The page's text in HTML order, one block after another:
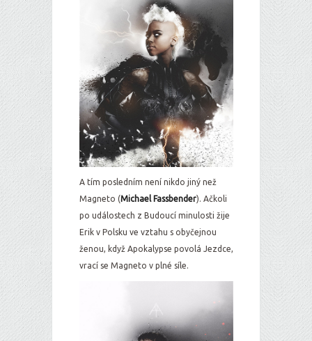
A tím posledním není nikdo jiný než
Magneto (Michael Fassbender). Ačkoli
po událostech z Budoucí minulosti žije
Erik v Polsku ve vztahu s obyčejnou
ženou, když Apokalypse povolá Jezdce,
vrací se Magneto v plné síle.